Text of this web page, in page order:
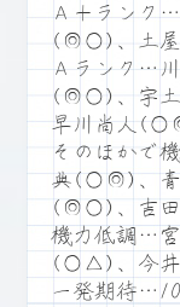
Ａ＋ランク
(◎○)、土
Ａランク…
(◎○)、宇
早川尚人
そのほかで
典(○◎)、青
(◎○)、吉
機力低調…
(○△)、今
一発期待